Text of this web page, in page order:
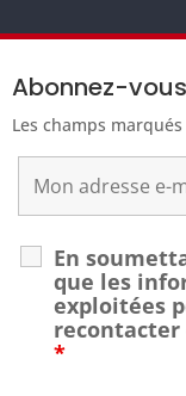
Abonnez-
Les champs marqués
En
que les
exploitées
recontacter
*